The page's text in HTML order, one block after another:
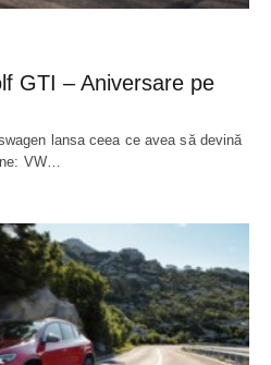
GTI – Aniversare pe
lansa ceea ce avea să devină
VW…